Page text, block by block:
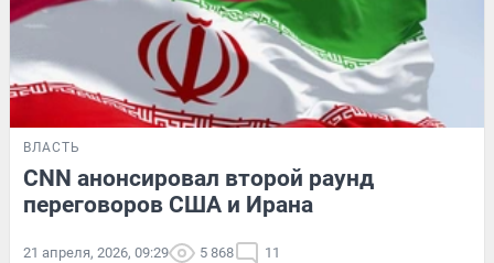
ВЛАСТЬ
CNN анонсировал второй раунд
переговоров США и Ирана
21 апреля, 2026, 09:29 5 868 11